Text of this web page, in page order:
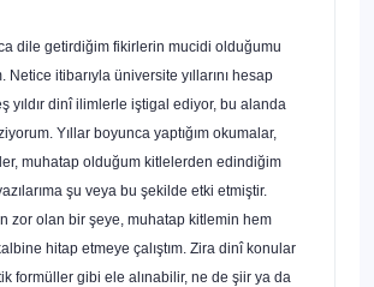
dile getirdiğim fikirlerin mucidi olduğu­mu
Netice itibarıyla üniversite yıllarını hesap
yıldır dinî ilimlerle iştigal ediyor, bu alanda
Yıllar boyunca yaptığım okumalar,
muhatap olduğum kitlelerden edindiğim
şu veya bu şekilde etki etmiştir.
zor olan bir şeye, muhatap kitlemin hem
hitap etmeye çalıştım. Zira dinî konular
formüller gibi ele alınabilir, ne de şiir ya da